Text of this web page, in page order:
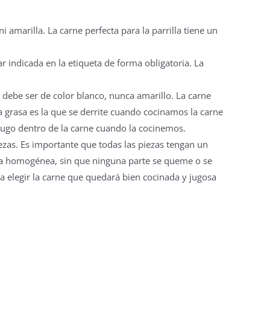
amarilla. La carne perfecta para la parrilla tiene un
indicada en la etiqueta de forma obligatoria. La
ser de color blanco, nunca amarillo. La carne
es la que se derrite cuando cocinamos la carne
dentro de la carne cuando la cocinemos.
Es importante que todas las piezas tengan un
sin que ninguna parte se queme o se
la carne que quedará bien cocinada y jugosa